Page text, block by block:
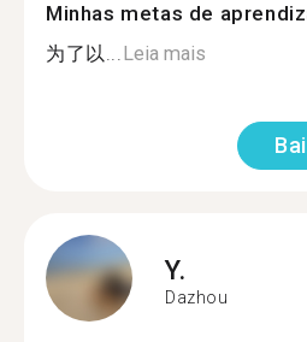
Minhas metas de
为了以...Leia mais
Y.
Dazhou